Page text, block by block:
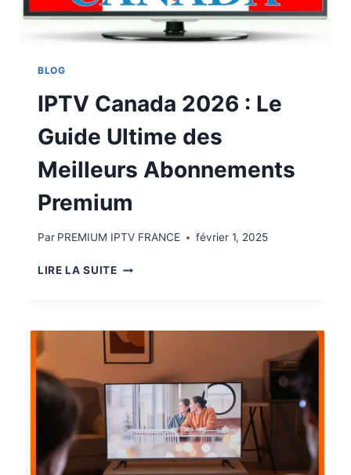
BLOG
IPTV Canada 2026 : Le
Guide Ultime des
Meilleurs Abonnements
Premium
Par PREMIUM IPTV FRANCE février 1, 2025
LIRE LA SUITE